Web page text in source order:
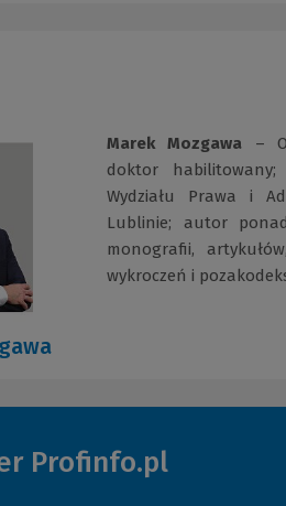
Marek Mozgawa –
doktor
Wydziału Prawa i
Lublinie; autor
monografii,
wykroczeń i
Profinfo.pl